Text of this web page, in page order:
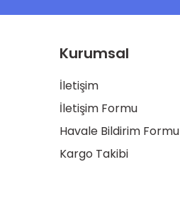
Kurumsal
İletişim
İletişim Formu
Havale Bildirim Formu
Kargo Takibi